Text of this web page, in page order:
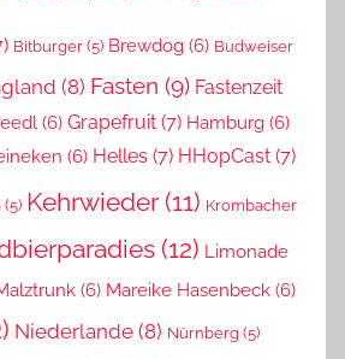
Bitburger (5) Brewdog (6) Budweiser
(8) Fasten (9) Fastenzeit
(6) Grapefruit (7) Hamburg (6)
(6) Helles (7) HHopCast (7)
(5) Kehrwieder (11) Krombacher
(12) Limonade
(6) Mareike Hasenbeck (6)
Niederlande (8) Nürnberg (5)